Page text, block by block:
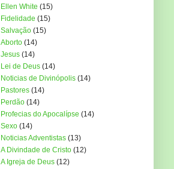
Ellen White (15)
Fidelidade (15)
Salvação (15)
Aborto (14)
Jesus (14)
Lei de Deus (14)
Noticias de Divinópolis (14)
Pastores (14)
Perdão (14)
Profecias do Apocalípse (14)
Sexo (14)
Noticias Adventistas (13)
A Divindade de Cristo (12)
A Igreja de Deus (12)